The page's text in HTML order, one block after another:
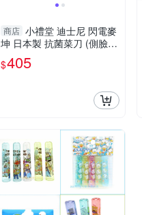
商店 小禮堂 迪士尼 閃電麥
坤 日本製 抗菌菜刀 (側臉
款) 4984909-330955
$405